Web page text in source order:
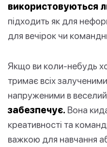
використовуються
підходить як для
для вечірок чи
Якщо ви коли-небудь
тримає всіх
напруженими в веселий
забезпечує. Вона
креативності та
важкою для навчання